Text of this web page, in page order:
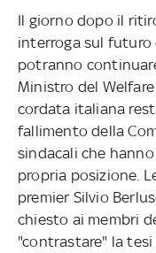
Il giorno dopo il
interroga sul futuro
potranno
Ministro del
cordata italiana
fallimento della
sindacali che
propria posizione.
premier Silvio
chiesto ai membri
"contrastare" la